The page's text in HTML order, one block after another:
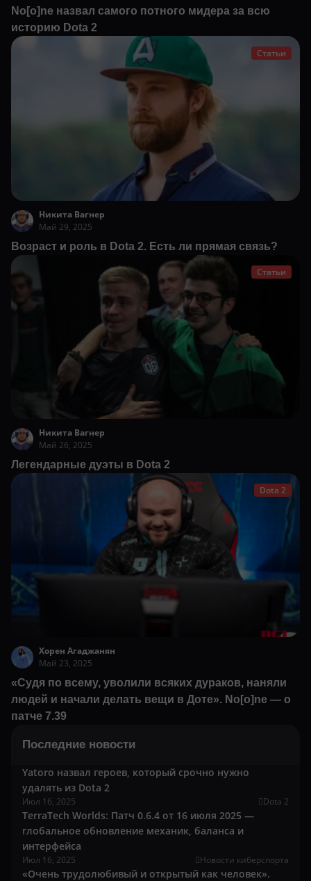
No[o]ne назвал самого потного мидера за всю
историю Dota 2
Статьи
Никита Вагнер
Май 29, 2025
Возраст и роль в Dota 2. Есть ли прямая связь?
Статьи
Никита Вагнер
Май 26, 2025
Легендарные дуэты в Dota 2
Dota 2
Хорен Агаджанян
Май 23, 2025
«Судя по всему, уволили всяких дураков, наняли
людей и начали делать вещи в Доте». No[o]ne — о
патче 7.39
Последние новости
Yatoro назвал героев, который срочно нужно
удалять из Dota 2
Июл 16, 2025 Dota 2
TerraTech Worlds: Патч 0.6.4 от 16 июля 2025 —
глобальное обновление механик, баланса и
интерфейса
Июл 16, 2025 Новости киберспорта
«Очень трудолюбивый и открытый как человек».